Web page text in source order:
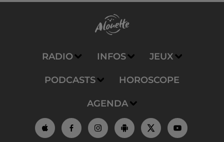
RADIO INFOS JEUX
PODCASTS HOROSCOPE
AGENDA